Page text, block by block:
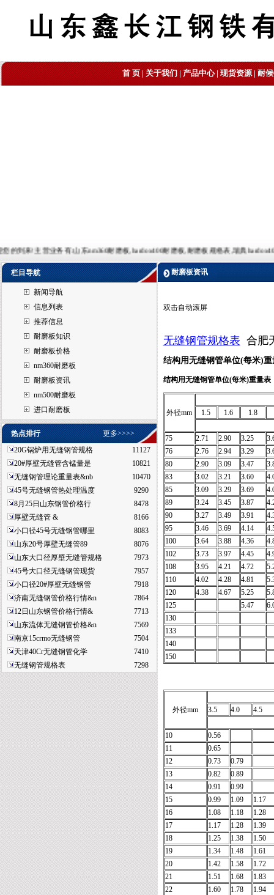
首 页|关于我们|产品中心|现货资源|耐
到来!主营业务有:山东nm360耐磨板,hardox400耐磨板,耐磨板规格表,瑞典
栏目导航
新闻导航
信息列表
推荐信息
耐磨板知识
耐磨板价格
nm360耐磨板
耐磨板资讯
nm500耐磨板
进口耐磨板
热点排行
更多>>>>
20G锅炉用无缝钢管规格
11127
20#厚壁无缝管含锰量是
10821
无缝钢管理论重量表&nb
10470
45号无缝钢管热处理温度
9290
8月25日山东钢管价格行
8478
厚壁无缝管 &
8166
小口径45号无缝钢管哪里
8083
山东20号厚壁无缝管89
8076
山东大口径厚壁无缝管规格
7973
45号大口径无缝钢管现货
7957
小口径20#厚壁无缝钢管
7918
济南无缝钢管价格行情&n
7864
12日山东钢管价格行情&
7713
山东流体无缝钢管价格&n
7569
南京15crmo无缝钢管
7504
天津40Cr无缝钢管化学
7410
无缝钢管规格表
7298
耐磨板资讯
双击自动滚屏
无缝钢管规格表 合肥
结构用无缝钢管单位(每米)重
结构用无缝钢管单位(每米)重量表
外径mm 1.5 1.6 1.8
75 2.71 2.90 3.25
76
2.76 2.94 3.29
80
2.90 3.09 3.47
83
3.02 3.21 3.60
85
3.09 3.29 3.69
89
3.24 3.45 3.87
90
3.27 3.49 3.91
95
3.46 3.69 4.14
100
3.64 3.88 4.36
102
3.73 3.97 4.45
108
3.95 4.21 4.72
110
4.02 4.28 4.81
120
4.38 4.67 5.25
125
5.47
130
133
140
150
外径mm 3.5 4.0 4.5
10
0.56
11
0.65
12
0.73
0.79
13
0.82
0.89
14
0.91
0.99
15
0.99 1.09
1.17
16
1.08 1.18
1.28
17
1.17 1.28
1.39
18
1.25 1.38
1.50
19
1.34 1.48
1.61
20
1.42 1.58
1.72
21
1.51 1.68
1.83
22
1.60 1.78
1.94